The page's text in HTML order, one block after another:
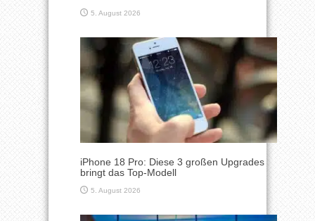
5. August 2026
iPhone 18 Pro: Diese 3 großen Upgrades
bringt das Top-Modell
5. August 2026